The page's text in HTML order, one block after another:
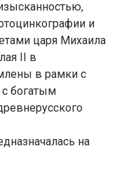
и
царя Михаила
II в
в рамки с
с богатым
на